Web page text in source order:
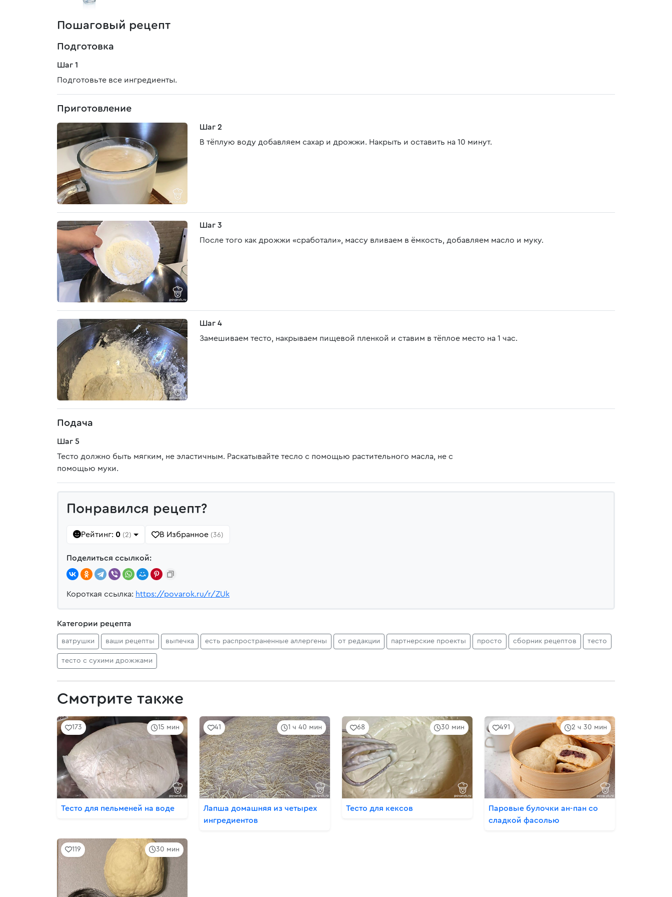
Пошаговый рецепт
Подготовка
Шаг 1
Подготовьте все ингредиенты.
Приготовление
Шаг 2
В тёплую воду добавляем сахар и дрожжи. Накрыть и оставить на 10 минут.
Шаг 3
После того как дрожжи «сработали», массу вливаем в ёмкость, добавляем масло и муку.
Шаг 4
Замешиваем тесто, накрываем пищевой пленкой и ставим в тёплое место на 1 час.
Подача
Шаг 5
Тесто должно быть мягким, не эластичным. Раскатывайте тесло с помощью растительного масла, не с
помощью муки.
Понравился рецепт?
Рейтинг: 0 (2) В Избранное (36)
Поделиться ссылкой:
Короткая ссылка: https://povarok.ru/r/ZUk
Категории рецепта
ватрушки ваши рецепты выпечка есть распространенные аллергены от редакции партнерские проекты просто сборник рецептов тесто
тесто с сухими дрожжами
Смотрите также
15 мин
173
Тесто для пельменей на воде
1 ч 40 мин
41
Лапша домашняя из четырех
ингредиентов
30 мин
68
Тесто для кексов
2 ч 30 мин
491
Паровые булочки ан-пан со
сладкой фасолью
30 мин
119